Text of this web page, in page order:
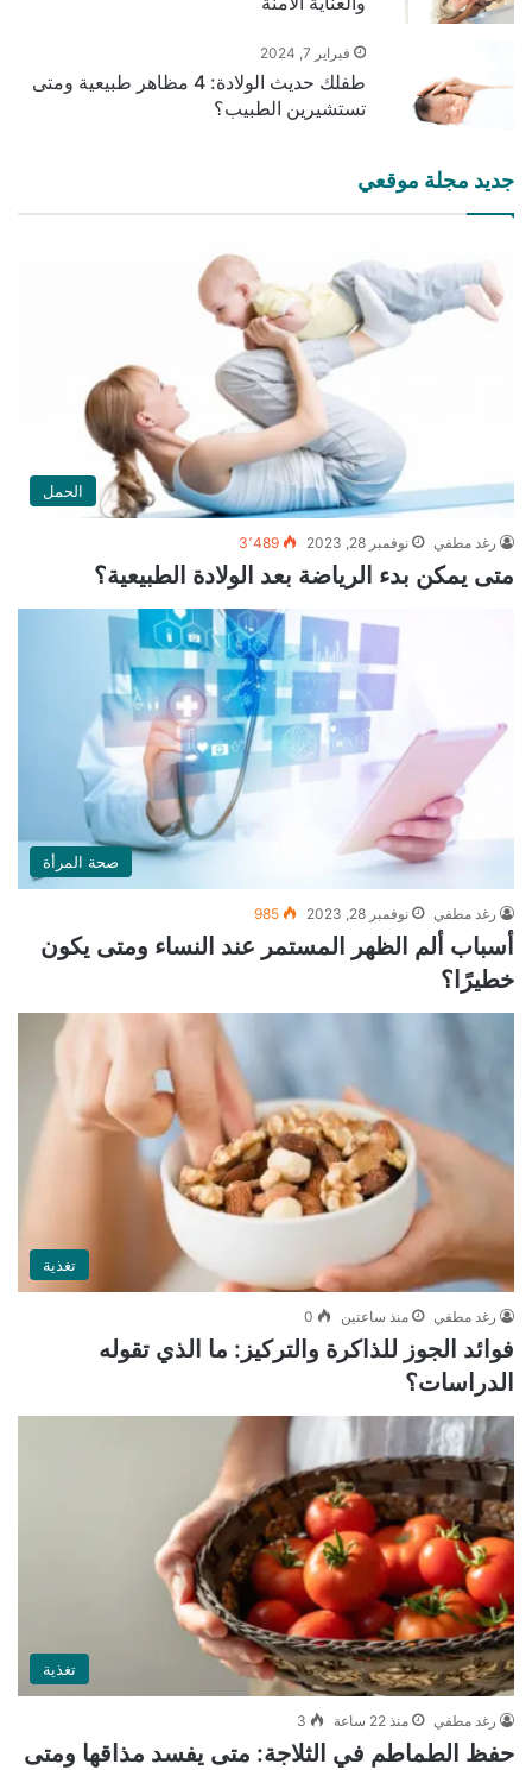
فبراير 7, 2024
طفلك حديث الولادة: 4 مظاهر طبيعية ومتى
تستشيرين الطبيب؟
جديد مجلة موقعي
الحمل
رغد مطفي نوفمبر 28, 2023 3٬489
متى يمكن بدء الرياضة بعد الولادة الطبيعية؟
صحة المرأة
رغد مطفي نوفمبر 28, 2023 985
أسباب ألم الظهر المستمر عند النساء ومتى يكون
خطيرًا؟
تغذية
رغد مطفي منذ ساعتين 0
فوائد الجوز للذاكرة والتركيز: ما الذي تقوله
الدراسات؟
تغذية
رغد مطفي منذ 22 ساعة 3
حفظ الطماطم في الثلاجة: متى يفسد مذاقها ومتى